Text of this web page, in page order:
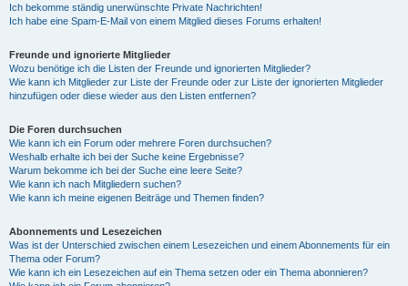
Ich bekomme ständig unerwünschte Private Nachrichten!
Ich habe eine Spam-E-Mail von einem Mitglied dieses Forums erhalten!
Freunde und ignorierte Mitglieder
Wozu benötige ich die Listen der Freunde und ignorierten Mitglieder?
Wie kann ich Mitglieder zur Liste der Freunde oder zur Liste der ignorierten Mitglieder
hinzufügen oder diese wieder aus den Listen entfernen?
Die Foren durchsuchen
Wie kann ich ein Forum oder mehrere Foren durchsuchen?
Weshalb erhalte ich bei der Suche keine Ergebnisse?
Warum bekomme ich bei der Suche eine leere Seite?
Wie kann ich nach Mitgliedern suchen?
Wie kann ich meine eigenen Beiträge und Themen finden?
Abonnements und Lesezeichen
Was ist der Unterschied zwischen einem Lesezeichen und einem Abonnements für ein
Thema oder Forum?
Wie kann ich ein Lesezeichen auf ein Thema setzen oder ein Thema abonnieren?